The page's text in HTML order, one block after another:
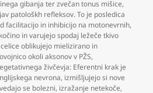
gibanja ter zvečan tonus mišice,
patološkh refleksov. To je posledica
facilitacijo in inhibicijo na motonevrnih,
in varujejo spodaj ležeče tkivo
oblikujejo mielizirano in
okoli aksonov v PŽS,
živčevja: Eferentni krak je
nevrona, izmišljujejo si nove
se bolezni, izražanje netekoče,